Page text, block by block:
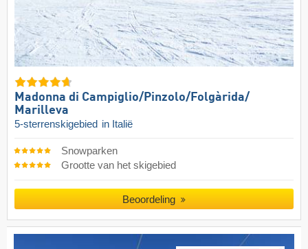
Madonna di Campiglio/​Pinzolo/​Folgàrida/​
Marilleva
5-sterrenskigebied in Italië
Snowparken
Grootte van het skigebied
Beoordeling